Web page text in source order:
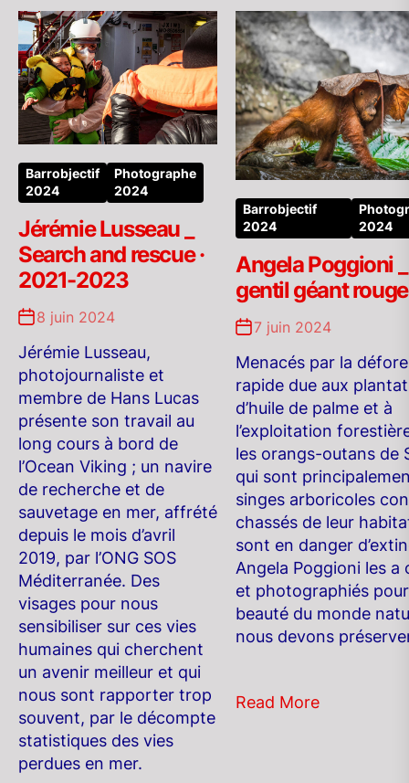
Barrobjectif
2024
Photographe
2024
Jérémie Lusseau _
Search and rescue ·
2021-2023
8 juin 2024
Jérémie Lusseau,
photojournaliste et
membre de Hans Lucas
présente son travail au
long cours à bord de
l’Ocean Viking ; un navire
de recherche et de
sauvetage en mer, affrété
depuis le mois d’avril
2019, par l’ONG SOS
Méditerranée. Des
visages pour nous
sensibiliser sur ces vies
humaines qui cherchent
un avenir meilleur et qui
nous sont rapporter trop
souvent, par le décompte
statistiques des vies
perdues en mer.
Barrobjectif
2024
2024
Angela Poggioni
gentil géant rouge
7 juin 2024
Menacés par la
rapide due aux
d’huile de palme et à
l’exploitation
les orangs-outans de
qui sont
singes arboricoles
chassés de leur
sont en danger
Angela Poggioni les a
et photographiés
beauté du monde
nous devons
Read More